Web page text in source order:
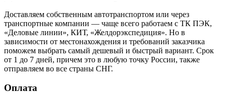
Доставляем собственным автотранспортом или через
транспортные компании — чаще всего работаем с ТК ПЭК,
«Деловые линии», КИТ, «Желдорэкспедиция». Но в
зависимости от местонахождения и требований заказчика
поможем выбрать самый дешевый и быстрый вариант. Срок
от 1 до 7 дней, причем это в любую точку России, также
отправляем во все страны СНГ.
Оплата